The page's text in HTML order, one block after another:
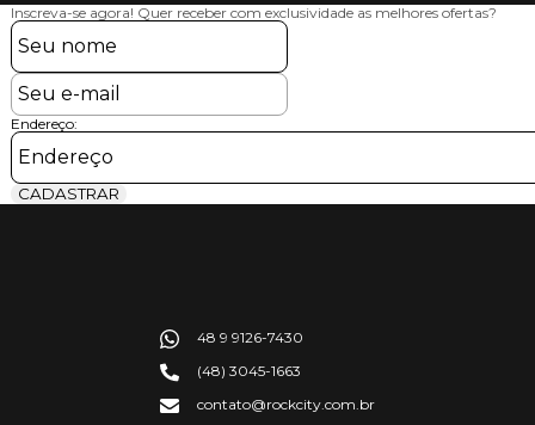
Inscreva-se agora! Quer receber com exclusividade as melhores ofertas?
Endereço:
CADASTRAR
48 9 9126-7430
(48) 3045-1663
contato@rockcity.com.br